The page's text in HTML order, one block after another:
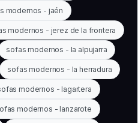
modernos - jaén
modernos - jerez de la frontera
sofas modernos - la alpujarra
sofas modernos - la herradura
modernos - lagartera
modernos - lanzarote